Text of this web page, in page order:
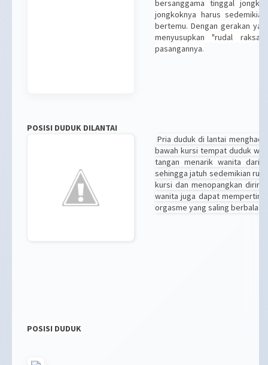
bersanggama tinggal
jongkoknya harus
bertemu. Dengan gerakan
menyusupkan "rudal
pasangannya.
POSISI DUDUK DILANTAI
Pria duduk di lantai
bawah kursi tempat duduk
tangan menarik wanita dari
sehingga jatuh sedemikian
kursi dan menopangkan
wanita juga dapat
orgasme yang saling
POSISI DUDUK